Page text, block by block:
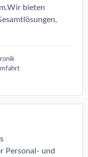
bieten
Personal- und